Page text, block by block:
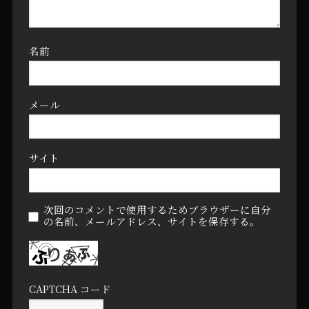
名前
メール
サイト
次回のコメントで使用するためブラウザーに自分
の名前、メールアドレス、サイトを保存する。
CAPTCHA コード